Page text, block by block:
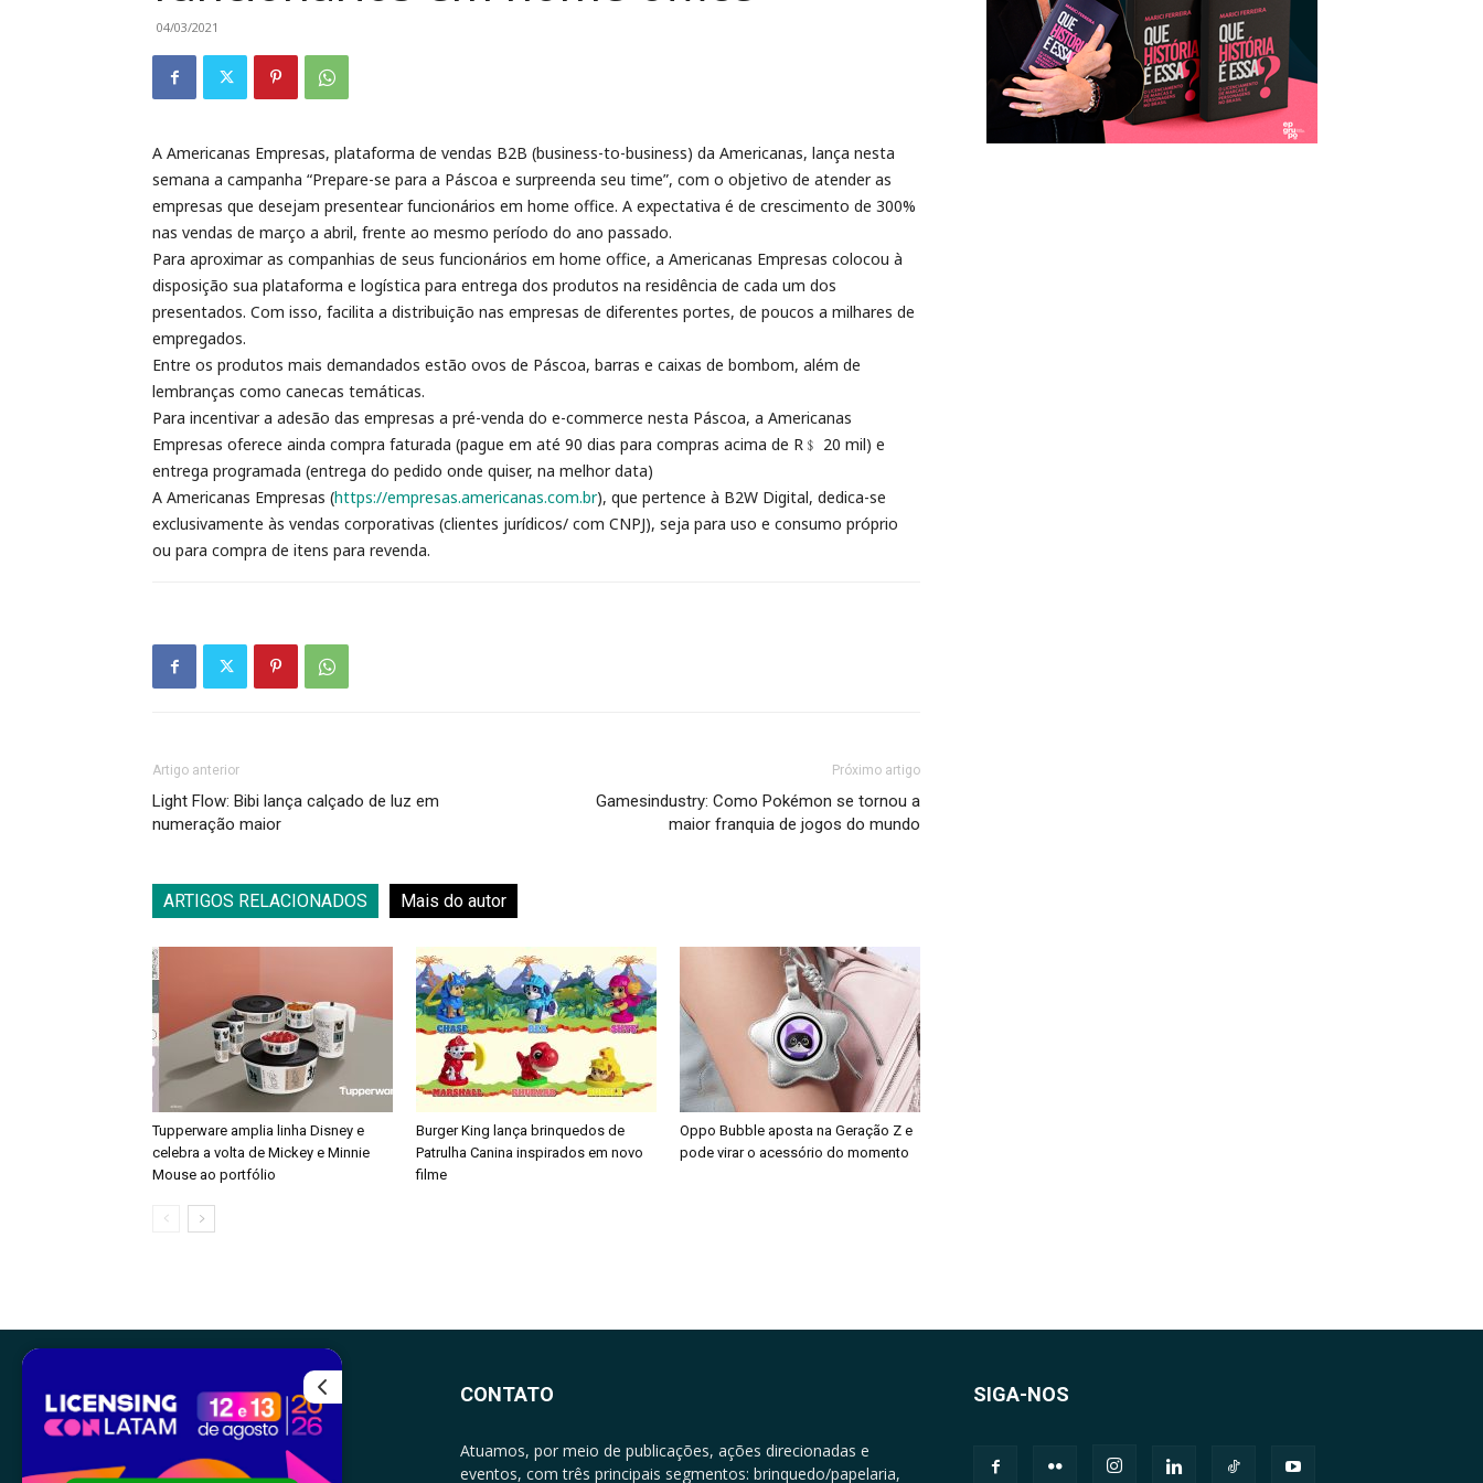
04/03/2021
A Americanas Empresas, plataforma de vendas B2B (business-to-business) da Americanas, lança nesta
semana a campanha “Prepare-se para a Páscoa e surpreenda seu time”, com o objetivo de atender as
empresas que desejam presentear funcionários em home office. A expectativa é de crescimento de 300%
nas vendas de março a abril, frente ao mesmo período do ano passado.
Para aproximar as companhias de seus funcionários em home office, a Americanas Empresas colocou à
disposição sua plataforma e logística para entrega dos produtos na residência de cada um dos
presentados. Com isso, facilita a distribuição nas empresas de diferentes portes, de poucos a milhares de
empregados.
Entre os produtos mais demandados estão ovos de Páscoa, barras e caixas de bombom, além de
lembranças como canecas temáticas.
Para incentivar a adesão das empresas a pré-venda do e-commerce nesta Páscoa, a Americanas
Empresas oferece ainda compra faturada (pague em até 90 dias para compras acima de R﹩ 20 mil) e
entrega programada (entrega do pedido onde quiser, na melhor data)
A Americanas Empresas (https://empresas.americanas.com.br), que pertence à B2W Digital, dedica-se
exclusivamente às vendas corporativas (clientes jurídicos/ com CNPJ), seja para uso e consumo próprio
ou para compra de itens para revenda.
Artigo anterior
Light Flow: Bibi lança calçado de luz em
numeração maior
Próximo artigo
Gamesindustry: Como Pokémon se tornou a
maior franquia de jogos do mundo
ARTIGOS RELACIONADOS Mais do autor
Tupperware amplia linha Disney e
celebra a volta de Mickey e Minnie
Mouse ao portfólio
Burger King lança brinquedos de
Patrulha Canina inspirados em novo
filme
Oppo Bubble aposta na Geração Z e
pode virar o acessório do momento
CONTATO
Atuamos, por meio de publicações, ações direcionadas e
eventos, com três principais segmentos: brinquedo/papelaria,
SIGA-NOS